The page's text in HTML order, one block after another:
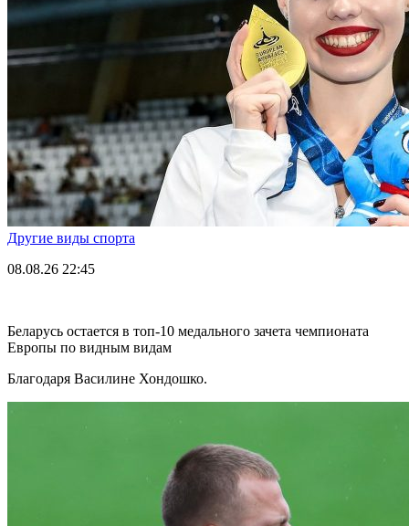
Другие виды спорта
08.08.26 22:45
Беларусь остается в топ-10 медального зачета чемпионата
Европы по видным видам
Благодаря Василине Хондошко.